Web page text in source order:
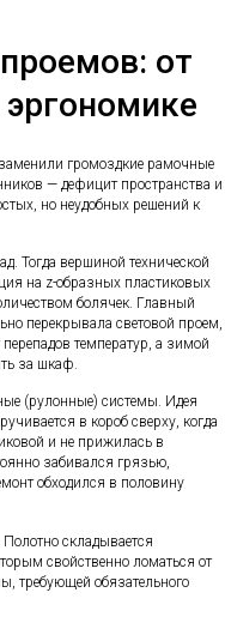
от
громоздкие рамочные
— дефицит пространства и
но неудобных решений к
Тогда вершиной технической
на z-образных пластиковых
болячек. Главный
перекрывала световой проем,
температур, а зимой
за шкаф.
(рулонные) системы. Идея
в короб сверху, когда
и не прижилась в
забивался грязью,
обходился в половину
Полотно складывается
свойственно ломаться от
требующей обязательного